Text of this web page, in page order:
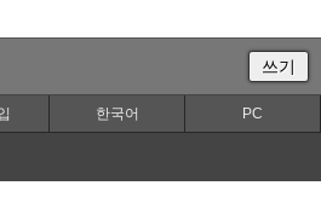
쓰기
한국어 PC